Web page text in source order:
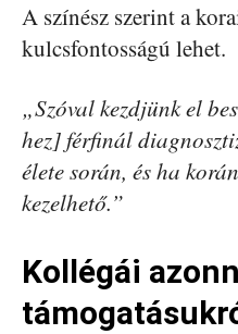
A színész szerint a
kulcsfontosságú lehet.
„Szóval kezdjünk el
hez] férfinál
élete során, és ha
kezelhető.”
Kollégái